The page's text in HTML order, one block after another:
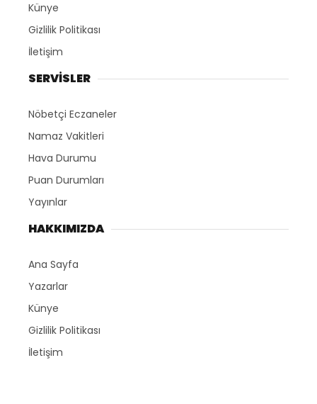
Künye
Gizlilik Politikası
İletişim
SERVİSLER
Nöbetçi Eczaneler
Namaz Vakitleri
Hava Durumu
Puan Durumları
Yayınlar
HAKKIMIZDA
Ana Sayfa
Yazarlar
Künye
Gizlilik Politikası
İletişim